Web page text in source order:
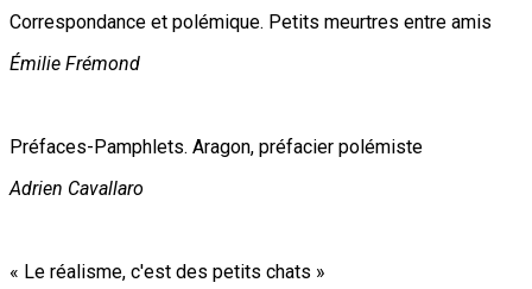
Correspondance et polémique. Petits meurtres entre amis
Émilie Frémond
Préfaces-Pamphlets. Aragon, préfacier polémiste
Adrien Cavallaro
« Le réalisme, c'est des petits chats »